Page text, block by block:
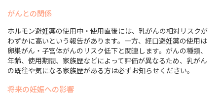
がんとの関係
ホルモン避妊薬の使用中・使用直後には、乳がんの相対リスクが
わずかに高いという報告があります。一方、経口避妊薬の使用は
卵巣がん・子宮体がんのリスク低下と関連します。がんの種類、
年齢、使用期間、家族歴などによって評価が異なるため、乳がん
の既往や気になる家族歴がある方は必ずお知らせください。
将来の妊娠への影響